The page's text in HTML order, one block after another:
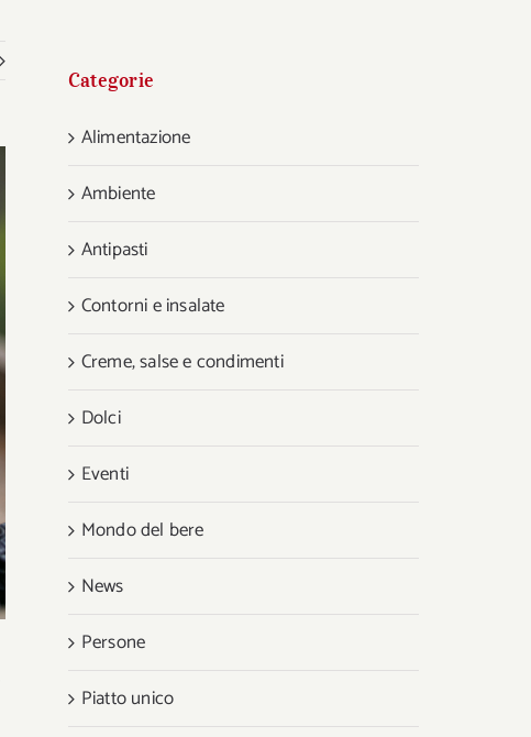
Categorie
Alimentazione
Ambiente
Antipasti
Contorni e insalate
Creme, salse e condimenti
Dolci
Eventi
Mondo del bere
News
Persone
Piatto unico